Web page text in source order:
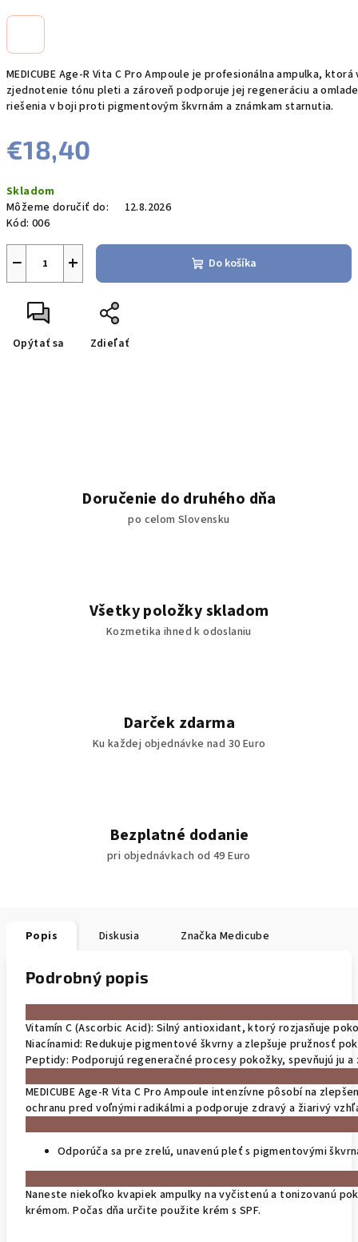
MEDICUBE Age-R Vita C Pro Ampoule je profesionálna ampulka,
zjednotenie tónu pleti a zároveň podporuje jej regeneráciu a
riešenia v boji proti pigmentovým škvrnám a známkam starnutia.
€18,40
cena:
Skladom
Môžeme doručiť do:
12.8.2026
Kód: 006
+
− Do košíka
Opýtať sa Zdieľať
Doručenie do druhého dňa
po celom Slovensku
Všetky položky skladom
Kozmetika ihned k odoslaniu
Darček zdarma
Ku každej objednávke nad 30 Euro
Bezplatné dodanie
pri objednávkach od 49 Euro
Popis Diskusia Značka Medicube
Podrobný popis
Vitamín C (Ascorbic Acid): Silný antioxidant, ktorý rozjasňuje
Niacínamid: Redukuje pigmentové škvrny a zlepšuje pružnosť
Peptidy: Podporujú regeneračné procesy pokožky, spevňujú ju
MEDICUBE Age-R Vita C Pro Ampoule intenzívne pôsobí na
ochranu pred voľnými radikálmi a podporuje zdravý a žiarivý
Odporúča sa pre zrelú, unavenú pleť s pigmentovými
Naneste niekoľko kvapiek ampulky na vyčistenú a tonizovanú
krémom. Počas dňa určite použite krém s SPF.